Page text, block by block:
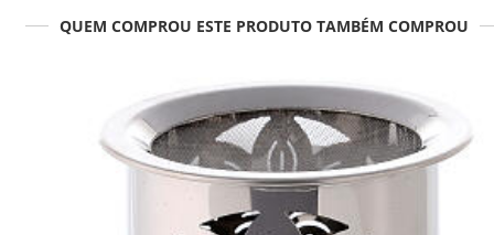
QUEM COMPROU ESTE PRODUTO TAMBÉM COMPROU